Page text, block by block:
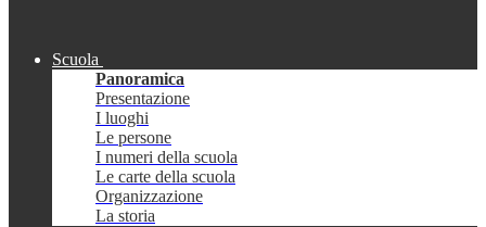
Scuola
Panoramica
Presentazione
I luoghi
Le persone
I numeri della scuola
Le carte della scuola
Organizzazione
La storia